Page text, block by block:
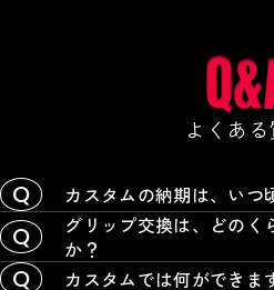
よくあ
カスタムの納期は、いつ
グリップ交換は、どのく
か？
カスタムでは何ができま